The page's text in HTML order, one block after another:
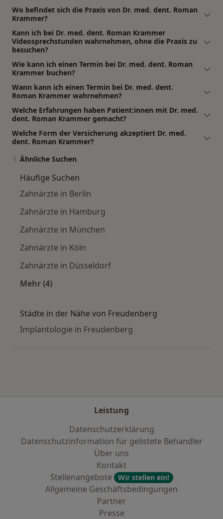
Wo befindet sich die Praxis von Dr. med. dent. Roman
Krammer?
Kann ich bei Dr. med. dent. Roman Krammer
Videosprechstunden wahrnehmen, ohne die Praxis zu
besuchen?
Wie kann ich einen Termin bei Dr. med. dent. Roman
Krammer buchen?
Wann kann ich einen Termin bei Dr. med. dent.
Roman Krammer wahrnehmen?
Welche Erfahrungen haben Patient:innen mit Dr. med.
dent. Roman Krammer gemacht?
Welche Form der Versicherung akzeptiert Dr. med.
dent. Roman Krammer?
Ähnliche Suchen
Häufige Suchen
Zahnärzte in Berlin
Zahnärzte in Hamburg
Zahnärzte in München
Zahnärzte in Köln
Zahnärzte in Düsseldorf
Mehr (4)
Städte in der Nähe von Freudenberg
Implantologie in Freudenberg
Leistung
Datenschutzerklärung
Datenschutzinformation für gelistete Behandler
Über uns
Kontakt
Stellenangebote
Wir stellen ein!
Allgemeine Geschäftsbedingungen
Partner
Presse